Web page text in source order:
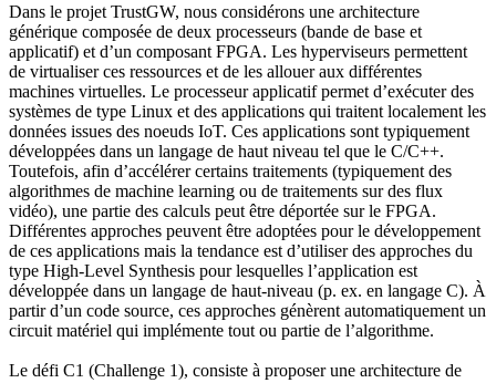
Dans le projet TrustGW, nous considérons une architecture
générique composée de deux processeurs (bande de base et
applicatif) et d’un composant FPGA. Les hyperviseurs permettent
de virtualiser ces ressources et de les allouer aux différentes
machines virtuelles. Le processeur applicatif permet d’exécuter des
systèmes de type Linux et des applications qui traitent localement les
données issues des noeuds IoT. Ces applications sont typiquement
développées dans un langage de haut niveau tel que le C/C++.
Toutefois, afin d’accélérer certains traitements (typiquement des
algorithmes de machine learning ou de traitements sur des flux
vidéo), une partie des calculs peut être déportée sur le FPGA.
Différentes approches peuvent être adoptées pour le développement
de ces applications mais la tendance est d’utiliser des approches du
type High-Level Synthesis pour lesquelles l’application est
développée dans un langage de haut-niveau (p. ex. en langage C). À
partir d’un code source, ces approches génèrent automatiquement un
circuit matériel qui implémente tout ou partie de l’algorithme.
Le défi C1 (Challenge 1), consiste à proposer une architecture de